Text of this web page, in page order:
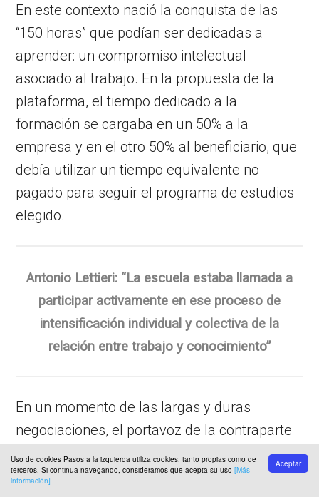
Aceptar
Uso de cookies Pasos a la izquierda utiliza cookies, tanto propias como de
terceros. Si continua navegando, consideramos que acepta su uso [Más
información]
En este contexto nació la conquista de las
“150 horas” que podían ser dedicadas a
aprender: un compromiso intelectual
asociado al trabajo. En la propuesta de la
plataforma, el tiempo dedicado a la
formación se cargaba en un 50% a la
empresa y en el otro 50% al beneficiario, que
debía utilizar un tiempo equivalente no
pagado para seguir el programa de estudios
elegido.
Antonio Lettieri: “La escuela estaba llamada a
participar activamente en ese proceso de
intensificación individual y colectiva de la
relación entre trabajo y conocimiento”
En un momento de las largas y duras
negociaciones, el portavoz de la contraparte
preguntó, como una objeción provocadora, si
una empresa debía ser forzada a pagar